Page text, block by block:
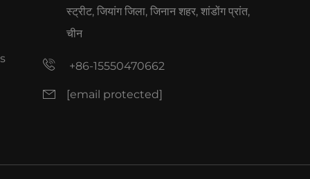
स्ट्रीट, जियांग जिला, जिनान शहर, शांडोंग प्रांत,
चीन
+86-15550470662
[email protected]